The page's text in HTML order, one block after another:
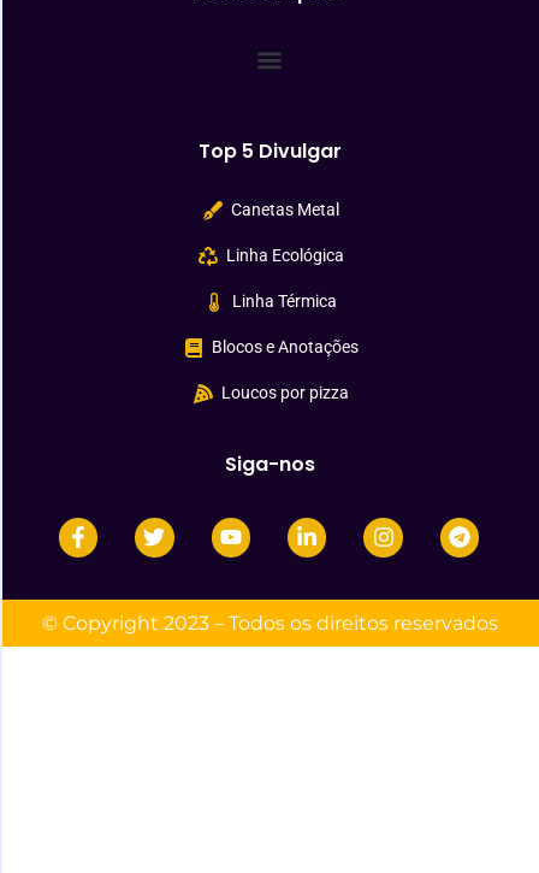
Top 5 Divulgar
Canetas Metal
Linha Ecológica
Linha Térmica
Blocos e Anotações
Loucos por pizza
Siga-nos
© Copyright 2023 – Todos os direitos reservados